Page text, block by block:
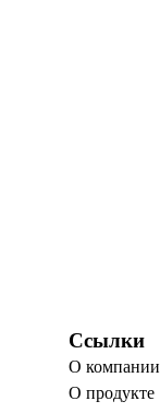
Ссылки
О компании
О продукте